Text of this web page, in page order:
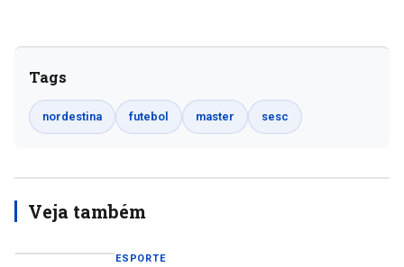
Tags
nordestina futebol master sesc
Veja também
ESPORTE